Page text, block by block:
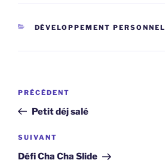
CATÉGORIES
DÉVELOPPEMENT PERSONNEL
Navigation
l’article
Article
précédent
PRÉCÉDENT
Petit déj salé
Article
suivant
SUIVANT
Défi Cha Cha Slide